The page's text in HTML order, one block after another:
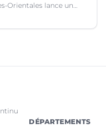
Orientales lance un
DÉPARTEMENTS